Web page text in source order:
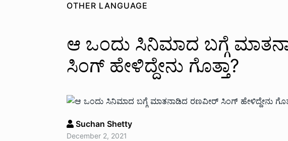
OTHER LANGUAGE
ಆ ಒಂದು ಸಿನಿಮಾದ ಬಗ್ಗೆ
ಸಿಂಗ್ ಹೇಳಿದ್ದೇನು ಗೊತ್ತಾ?
Suchan Shetty
December 2, 2021